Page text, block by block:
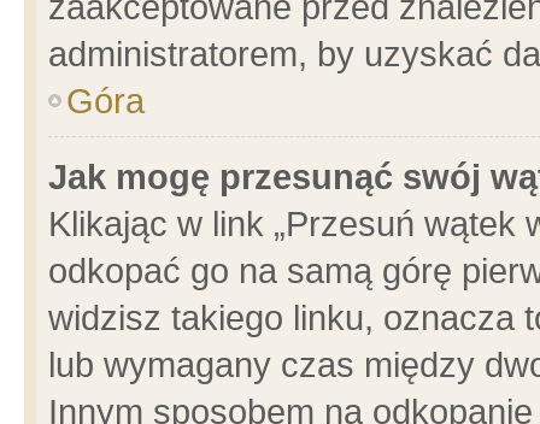
administratorem, by uzyskać
Góra
Jak mogę przesunąć swój
Klikając w link „Przesuń wątek
odkopać go na samą górę
widzisz takiego linku, oznacza
lub wymagany czas między
Innym sposobem na